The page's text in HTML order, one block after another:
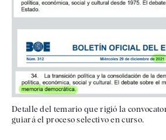
Detalle del temario que rigió la
guiará el proceso selectivo en curso.